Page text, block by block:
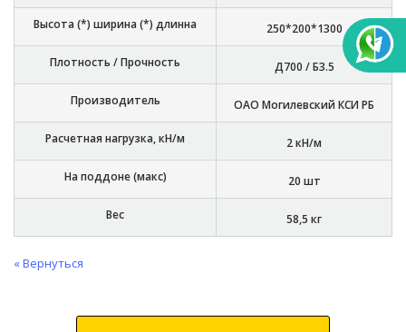
Высота (*) ширина (*) длинна 250*200*1300
Плотность / Прочность Д700 / Б3.5
Производитель ОАО Могилевский КСИ РБ
Расчетная нагрузка, кН/м 2 кН/м
На поддоне (макс) 20 шт
Вес 58,5 кг
« Вернуться